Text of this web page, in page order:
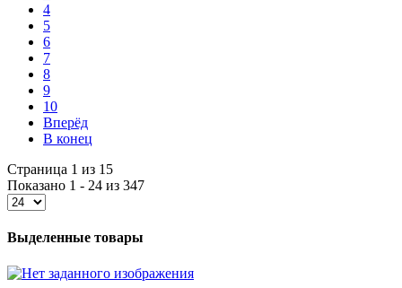
4
5
6
7
8
9
10
Вперёд
В конец
Страница 1 из 15
Показано 1 - 24 из 347
Выделенные товары